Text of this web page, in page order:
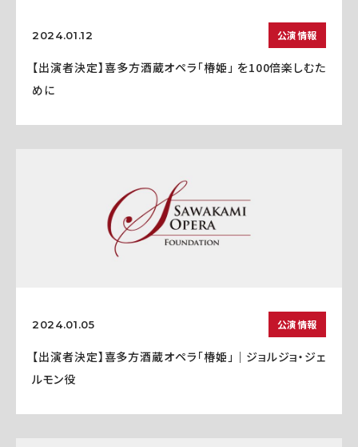
2024.01.12 公演情報
【出演者決定】喜多方酒蔵オペラ「椿姫」 を100倍楽しむた
めに
2024.01.05 公演情報
【出演者決定】喜多方酒蔵オペラ「椿姫」｜ジョルジョ・ジェ
ルモン役